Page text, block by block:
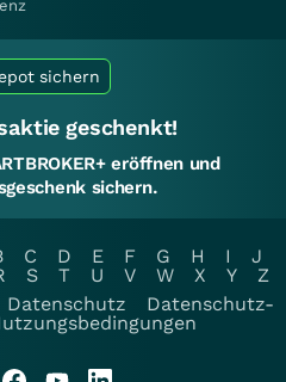
sichern
geschenkt!
eröffnen und
sichern.
C D E F G H I
J
S T U V W X Y
Z
Datenschutz
Datenschutz-